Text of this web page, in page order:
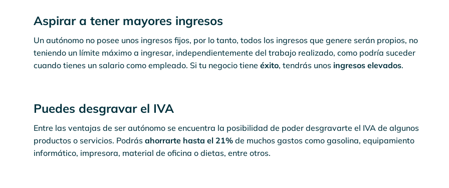
Aspirar a tener mayores ingresos
Un autónomo no posee unos ingresos fijos, por lo tanto, todos los ingresos que genere serán propios, no
teniendo un límite máximo a ingresar, independientemente del trabajo realizado, como podría suceder
cuando tienes un salario como empleado. Si tu negocio tiene éxito, tendrás unos ingresos elevados.
Puedes desgravar el IVA
Entre las ventajas de ser autónomo se encuentra la posibilidad de poder desgravarte el IVA de algunos
productos o servicios. Podrásahorrarte hasta el 21% de muchos gastos como gasolina, equipamiento
informático, impresora, material de oficina o dietas, entre otros.